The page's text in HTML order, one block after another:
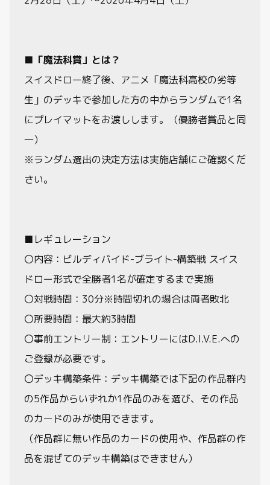
■「魔法科賞」とは？
スイスドロー終了後、アニメ「魔法科高校の劣等
生」のデッキで参加した方の中からランダムで1名
にプレイマットをお渡しします。（優勝者賞品と同
一）
※ランダム選出の決定方法は実施店舗にご確認くだ
さい。
■レギュレーション
〇内容：ビルディバイド-ブライト-構築戦 スイス
ドロー形式で全勝者1名が確定するまで実施
〇対戦時間：30分※時間切れの場合は両者敗北
〇所要時間：最大約3時間
〇事前エントリー制：エントリーにはD.I.V.E.への
ご登録が必要です。
〇デッキ構築条件：デッキ構築では下記の作品群内
の5作品からいずれか1作品のみを選び、その作品
のカードのみが使用できます。
（作品群に無い作品のカードの使用や、作品群の作
品を混ぜてのデッキ構築はできません）